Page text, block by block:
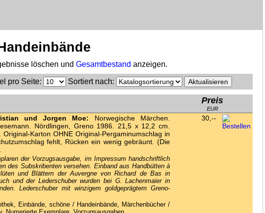
löschen und Gesamtbestand anzeigen.
pro Seite: Sortiert nach:
Preis
EUR
und Jorgen Moe: Norwegische Märchen.
Nördlingen, Greno 1986. 21,5 x 12,2 cm.
Karton OHNE Original-Pergaminumschlag in
fehlt, Rücken ein wenig gebräunt. (Die
der Vorzugsausgabe, im Impressum handschriftlich
des Subskribenten versehen. Einband aus Handbütten à
und Blättern der Auvergne von Richard de Bas in
und der Lederschuber wurden bei G. Lachenmaier in
Lederschuber mit winzigem goldgeprägtem Greno-
Einbände, schöne / Handeinbände, Märchenbücher /
30,--